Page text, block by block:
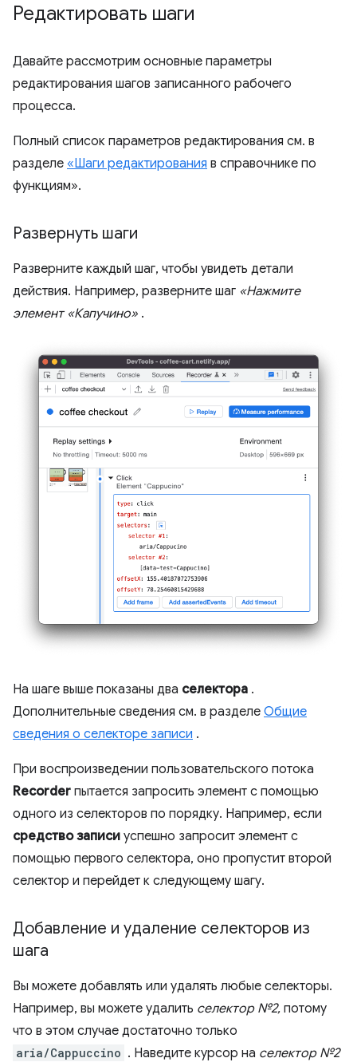
Редактировать шаги
Давайте рассмотрим основные параметры
редактирования шагов записанного рабочего
процесса.
Полный список параметров редактирования см. в
разделе «Шаги редактирования в справочнике по
функциям».
Развернуть шаги
Разверните каждый шаг, чтобы увидеть детали
действия. Например, разверните шаг «Нажмите
элемент «Капучино» .
На шаге выше показаны два селектора .
Дополнительные сведения см. в разделе Общие
сведения о селекторе записи .
При воспроизведении пользовательского потока
Recorder пытается запросить элемент с помощью
одного из селекторов по порядку. Например, если
средство записи успешно запросит элемент с
помощью первого селектора, оно пропустит второй
селектор и перейдет к следующему шагу.
Добавление и удаление селекторов из
шага
Вы можете добавлять или удалять любые селекторы.
Например, вы можете удалить селектор №2, потому
что в этом случае достаточно только
aria/Cappuccino . Наведите курсор на селектор №2